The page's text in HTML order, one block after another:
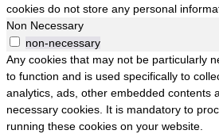
cookies do not store any personal
Non Necessary
non-necessary
Any cookies that may not be particularly
to function and is used specifically to
analytics, ads, other embedded contents
necessary cookies. It is mandatory to
running these cookies on your website.